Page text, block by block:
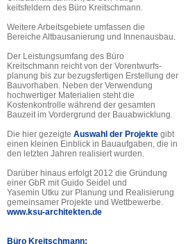
keitsfeldern des Büro Kreitschmann.
Weitere Arbeitsgebiete umfassen die
Bereiche Altbausanierung und Innenausbau.
Der Leistungsumfang des Büro
Kreitschmann reicht von der Vorentwurfs-
planung bis zur bezugsfertigen Erstellung der
Bauvorhaben. Neben der Verwendung
hochwertiger Materialien steht die
Kostenkontrolle während der gesamten
Bauzeit im Vordergrund der Bauabwicklung.
Die hier gezeigte Auswahl der Projekte gibt
einen kleinen Einblick in Bauaufgaben, die in
den letzten Jahren realisiert wurden.
Darüber hinaus erfolgt 2012 die Gründung
einer GbR mit Guido Seidel und
Yasemin Utku zur Planung und Realisierung
gemeinsamer Projekte und Wettbewerbe.
www.ksu-architekten.de
Büro Kreitschmann: